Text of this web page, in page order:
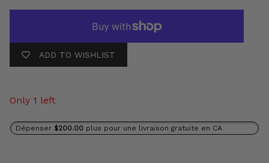
ADD TO WISHLIST
Only 1 left
Dépenser $200.00 plus pour une livraison gratuite en CA